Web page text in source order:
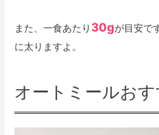
また、一食あたり 30gが目安で
に太りますよ。
オートミールお